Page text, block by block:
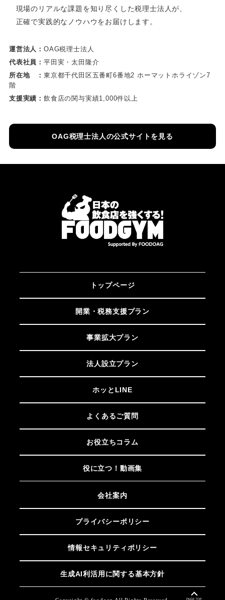
現場のリアルな課題を知り尽くした税理士法人が、
正確で実践的なノウハウをお届けします。
運営法人： OAG税理士法人
代表社員： 平田実・太田隆介
所在地 ： 東京都千代田区五番町6番地2 ホーマットホライゾン7
階
支援実績： 飲食店の関与実績1,000件以上
OAG税理士法人の公式サイトを見る
トップページ
開業・税務支援プラン
事業拡大プラン
法人設立プラン
ホッとLINE
よくあるご質問
お役立ちコラム
役に立つ！動画集
会社案内
プライバシーポリシー
情報セキュリティポリシー
生成AI利活用に関する基本方針